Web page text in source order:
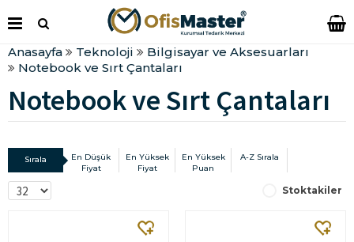
Anasayfa Teknoloji
Bilgisayar ve Aksesuarları
Notebook ve Sırt Çantaları
Notebook ve Sırt Çantaları
Sırala
En Düşük
Fiyat
En Yüksek
Fiyat
En Yüksek
Puan
A-Z Sırala
Stoktakiler